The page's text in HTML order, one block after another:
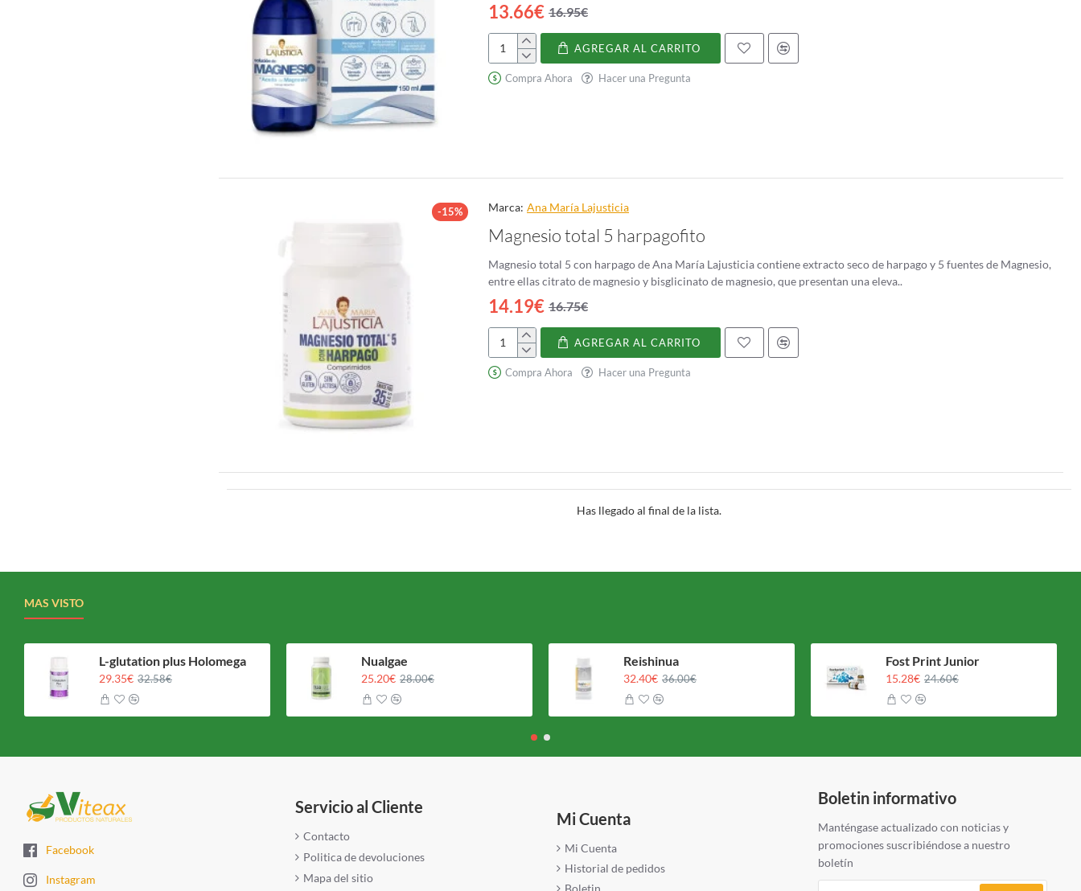
13.66€ 16.95€
Aceite
de
AGREGAR AL CARRITO
Compra Ahora Hacer una Pregunta
-15% Marca: Ana Marí­a Lajusticia
Magnesio total 5 harpagofito
Magnesio total 5 con harpago de Ana María Lajusticia contiene extracto seco de harpago y 5 fuentes de Magnesio,
entre ellas citrato de magnesio y bisglicinato de magnesio, que presentan una eleva..
14.19€ 16.75€
Magnesio
total
AGREGAR AL CARRITO
Compra Ahora Hacer una Pregunta
Has llegado al final de la lista.
MAS VISTO
L-glutation plus Holomega
29.35€ 32.58€
Nualgae
25.20€ 28.00€
Reishinua
32.40€ 36.00€
Fost Print Junior
15.28€ 24.60€
Facebook
Instagram
Servicio al Cliente
Contacto
Politica de devoluciones
Mapa del sitio
Mi Cuenta
Mi Cuenta
Historial de pedidos
Boletin
Boletin informativo
Manténgase actualizado con noticias y
promociones suscribiéndose a nuestro
boletín